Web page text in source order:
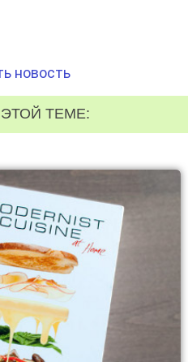
новость
ТЕМЕ: